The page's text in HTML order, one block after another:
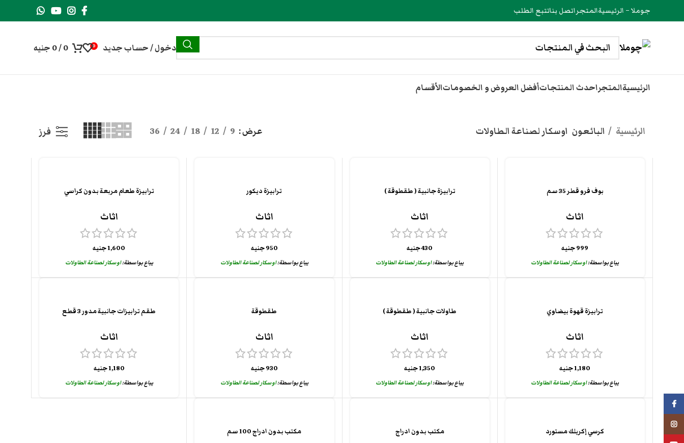
جوملا – الرئيسيةالمتجراتصل بناتتبع الطلب
دخول / حساب جديد 0
0
/
0 جنيه
الرئيسيةالمتجراحدث المنتجاتأفضل العروض و الخصوماتالأقسام
الرئيسية البائعون اوسكار لصناعة الطاولات عرض 9
12
18
24
36 فرز
بوف فرو قطر 35 سم
اثاث
999جنيه
يباع بواسطة:اوسكار لصناعة الطاولات
ترابيزة جانبية ( طقطوقة )
اثاث
430جنيه
يباع بواسطة:اوسكار لصناعة الطاولات
ترابيزة ديكور
اثاث
950جنيه
يباع بواسطة:اوسكار لصناعة الطاولات
ترابيزة طعام مربعة بدون كراسي
اثاث
1,600جنيه
يباع بواسطة:اوسكار لصناعة الطاولات
ترابيزة قهوة بيضاوي
اثاث
1,180جنيه
يباع بواسطة:اوسكار لصناعة الطاولات
طاولات جانبية ( طقطوقة )
اثاث
1,350جنيه
يباع بواسطة:اوسكار لصناعة الطاولات
طقطوقة
اثاث
930جنيه
يباع بواسطة:اوسكار لصناعة الطاولات
طقم ترابيزات جانبية مدور 3 قطع
اثاث
1,180جنيه
يباع بواسطة:اوسكار لصناعة الطاولات
كرسي إكريلك مستورد مكتب بدون ادراج مكتب بدون ادراج 100 سم